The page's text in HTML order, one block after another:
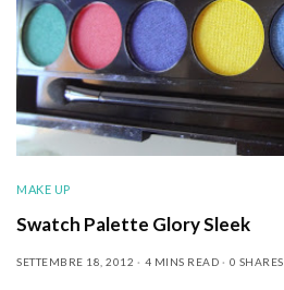
MAKE UP
Swatch Palette Glory Sleek
SETTEMBRE 18, 2012 4 MINS READ 0 SHARES